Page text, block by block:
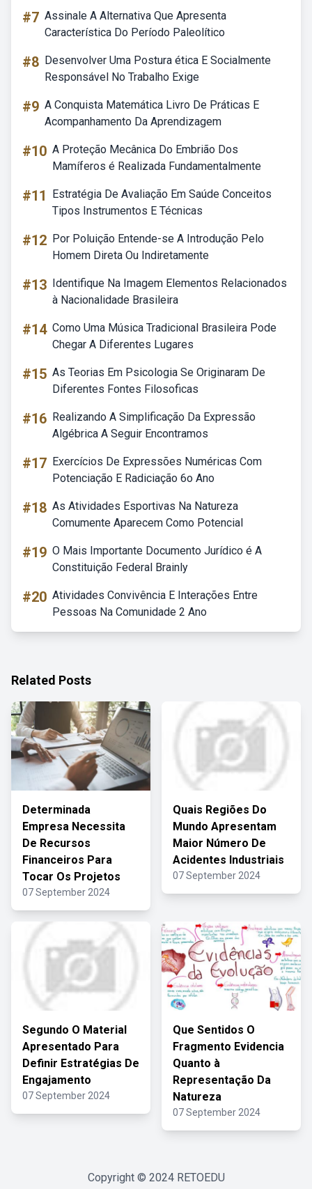
#7 Assinale A Alternativa Que Apresenta
Característica Do Período Paleolítico
#8 Desenvolver Uma Postura ética E Socialmente
Responsável No Trabalho Exige
#9 A Conquista Matemática Livro De Práticas E
Acompanhamento Da Aprendizagem
#10 A Proteção Mecânica Do Embrião Dos
Mamíferos é Realizada Fundamentalmente
#11
Estratégia De Avaliação Em Saúde Conceitos
Tipos Instrumentos E Técnicas
#12 Por Poluição Entende-se A Introdução Pelo
Homem Direta Ou Indiretamente
#13 Identifique Na Imagem Elementos Relacionados
à Nacionalidade Brasileira
#14 Como Uma Música Tradicional Brasileira Pode
Chegar A Diferentes Lugares
#15 As Teorias Em Psicologia Se Originaram De
Diferentes Fontes Filosoficas
#16 Realizando A Simplificação Da Expressão
Algébrica A Seguir Encontramos
#17 Exercícios De Expressões Numéricas Com
Potenciação E Radiciação 6o Ano
#18 As Atividades Esportivas Na Natureza
Comumente Aparecem Como Potencial
#19 O Mais Importante Documento Jurídico é A
Constituição Federal Brainly
#20 Atividades Convivência E Interações Entre
Pessoas Na Comunidade 2 Ano
Related Posts
Determinada
Empresa Necessita
De Recursos
Financeiros Para
Tocar Os Projetos
07 September 2024
Quais Regiões Do
Mundo Apresentam
Maior Número De
Acidentes Industriais
07 September 2024
Segundo O Material
Apresentado Para
Definir Estratégias De
Engajamento
07 September 2024
Que Sentidos O
Fragmento Evidencia
Quanto à
Representação Da
Natureza
07 September 2024
Copyright © 2024 RETOEDU